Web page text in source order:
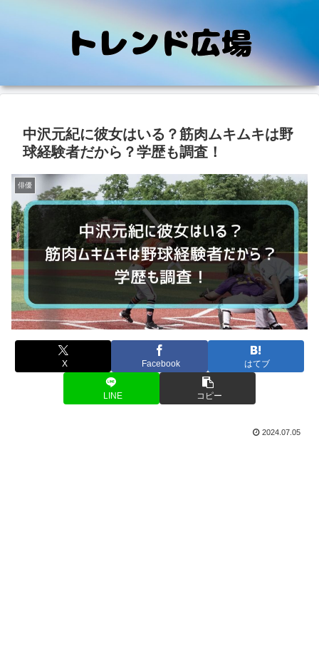
中沢元紀に彼女はいる？筋肉ムキムキは野
球経験者だから？学歴も調査！
俳優
X Facebook はてブ
LINE コピー
2024.07.05